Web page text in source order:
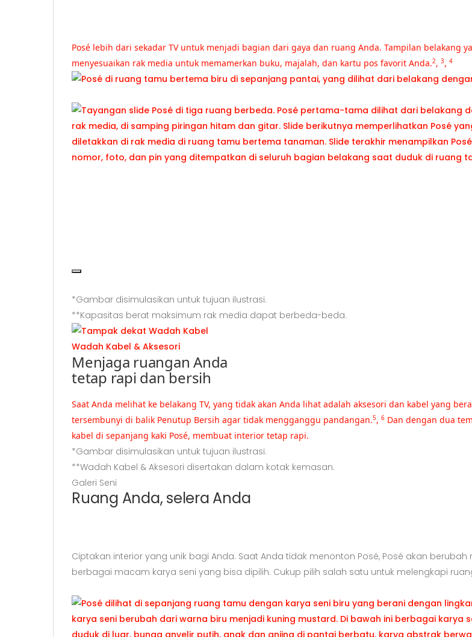
Posé lebih dari sekadar TV untuk menjadi bagian dari gaya dan ruang Anda. Tampilan
menyesuaikan rak media untuk memamerkan buku, majalah, dan kartu pos favorit Anda.2, 3, 4
*Gambar disimulasikan untuk tujuan ilustrasi.
**Kapasitas berat maksimum rak media dapat berbeda-beda.
Wadah Kabel & Aksesori
Menjaga ruangan Anda
tetap rapi dan bersih
Saat Anda melihat ke belakang TV, yang tidak akan Anda lihat adalah aksesori dan kabel yang
tersembunyi di balik Penutup Bersih agar tidak mengganggu pandangan.5, 6 Dan dengan dua
kabel di sepanjang kaki Posé, membuat interior tetap rapi.
*Gambar disimulasikan untuk tujuan ilustrasi.
**Wadah Kabel & Aksesori disertakan dalam kotak kemasan.
Galeri Seni
Ruang Anda, selera Anda
Ciptakan interior yang unik bagi Anda. Saat Anda tidak menonton Posé, Posé akan
berbagai macam karya seni yang bisa dipilih. Cukup pilih salah satu untuk melengkapi